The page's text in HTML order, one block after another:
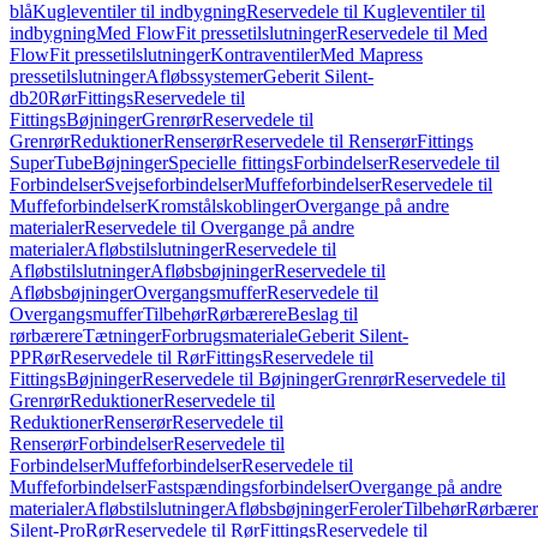
blåKugleventiler til indbygningReservedele til Kugleventiler til
indbygningMed FlowFit pressetilslutningerReservedele til Med
FlowFit pressetilslutningerKontraventilerMed Mapress
pressetilslutningerAfløbssystemerGeberit Silent-
db20RørFittingsReservedele til
FittingsBøjningerGrenrørReservedele til
GrenrørReduktionerRenserørReservedele til RenserørFittings
SuperTubeBøjningerSpecielle fittingsForbindelserReservedele til
ForbindelserSvejseforbindelserMuffeforbindelserReservedele til
MuffeforbindelserKromstålskoblingerOvergange på andre
materialerReservedele til Overgange på andre
materialerAfløbstilslutningerReservedele til
AfløbstilslutningerAfløbsbøjningerReservedele til
AfløbsbøjningerOvergangsmufferReservedele til
OvergangsmufferTilbehørRørbærereBeslag til
rørbærereTætningerForbrugsmaterialeGeberit Silent-
PPRørReservedele til RørFittingsReservedele til
FittingsBøjningerReservedele til BøjningerGrenrørReservedele til
GrenrørReduktionerReservedele til
ReduktionerRenserørReservedele til
RenserørForbindelserReservedele til
ForbindelserMuffeforbindelserReservedele til
MuffeforbindelserFastspændingsforbindelserOvergange på andre
materialerAfløbstilslutningerAfløbsbøjningerFerolerTilbehør
Silent-ProRørReservedele til RørFittingsReservedele til